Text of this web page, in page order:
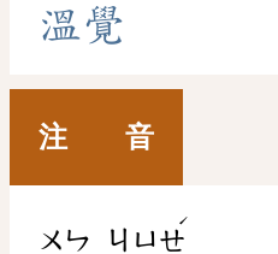
溫 覺
注 音
ㄨㄣ ㄐㄩㄝ
ˊ